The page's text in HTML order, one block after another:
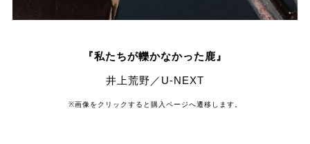
『私たちが轢かなかった鹿』
井上荒野／U-NEXT
※画像をクリックすると購入ページへ遷移します。